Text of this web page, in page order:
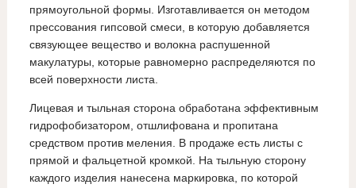
прямоугольной формы. Изготавливается он методом
прессования гипсовой смеси, в которую добавляется
связующее вещество и волокна распушенной
макулатуры, которые равномерно распределяются по
всей поверхности листа.
Лицевая и тыльная сторона обработана эффективным
гидрофобизатором, отшлифована и пропитана
средством против меления. В продаже есть листы с
прямой и фальцетной кромкой. На тыльную сторону
каждого изделия нанесена маркировка, по которой